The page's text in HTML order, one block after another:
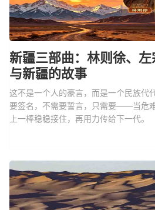
新疆三部曲：林则徐、
与新疆的故事
这不是一个人的豪言，而是一个民族代
要签名，不需要誓言，只需要——当危
上一棒稳稳接住，再用力传给下一代。